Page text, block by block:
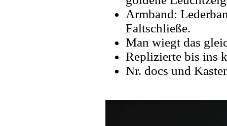
Armband:
Faltschließe.
Man wiegt das
Replizierte bis ins
Nr. docs und